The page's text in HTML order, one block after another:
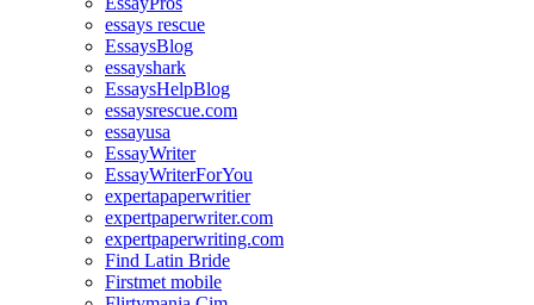
essays rescue
EssaysBlog
essayshark
EssaysHelpBlog
essaysrescue.com
essayusa
EssayWriter
EssayWriterForYou
expertapaperwritier
expertpaperwriter.com
expertpaperwriting.com
Find Latin Bride
Firstmet mobile